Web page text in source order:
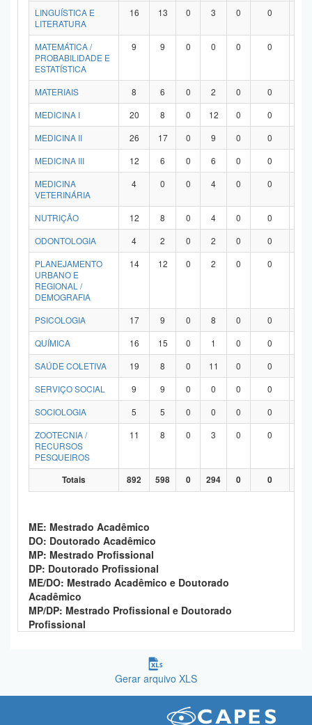
LINGUÍSTICA E
LITERATURA
16 13 0 3 0 0
MATEMÁTICA /
PROBABILIDADE E
ESTATÍSTICA
9 9 0 0 0 0
MATERIAIS 8 6 0 2 0 0
MEDICINA I
20 8 0 12 0 0
MEDICINA II
26 17 0 9 0 0
MEDICINA III
12 6 0 6 0 0
MEDICINA
VETERINÁRIA
4 0 0 4 0 0
NUTRIÇÃO 12 8 0 4 0 0
ODONTOLOGIA
4 2 0 2 0 0
PLANEJAMENTO
URBANO E
REGIONAL /
DEMOGRAFIA
14 12 0 2 0 0
PSICOLOGIA 17 9 0 8 0 0
QUÍMICA
16 15 0 1 0 0
SAÚDE COLETIVA
19 8 0 11 0 0
SERVIÇO SOCIAL
9 9 0 0 0 0
SOCIOLOGIA
5 5 0 0 0 0
ZOOTECNIA /
RECURSOS
PESQUEIROS
11 8 0 3 0 0
Totais 892 598 0 294 0 0
ME: Mestrado Acadêmico
DO: Doutorado Acadêmico
MP: Mestrado Profissional
DP: Doutorado Profissional
ME/DO: Mestrado Acadêmico e Doutorado
Acadêmico
MP/DP: Mestrado Profissional e Doutorado
Profissional
Gerar arquivo XLS